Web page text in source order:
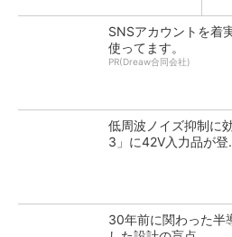
SNSアカウントを着
使ってます。
PR(Dreaw合同会社)
低周波ノイズ抑制
3」に42V入力品が登
30年前に関わった半